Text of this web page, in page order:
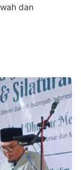
dan